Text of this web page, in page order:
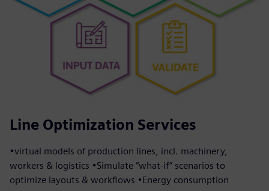
Line Optimization Services
•virtual models of production lines, incl. machinery,
workers & logistics •Simulate “what-if” scenarios to
optimize layouts & workflows •Energy consumption